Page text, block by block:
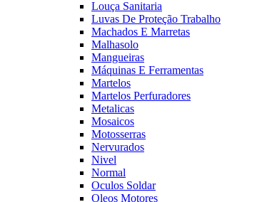
Louça Sanitaria
Luvas De Proteção Trabalho
Machados E Marretas
Malhasolo
Mangueiras
Máquinas E Ferramentas
Martelos
Martelos Perfuradores
Metalicas
Mosaicos
Motosserras
Nervurados
Nivel
Normal
Oculos Soldar
Oleos Motores